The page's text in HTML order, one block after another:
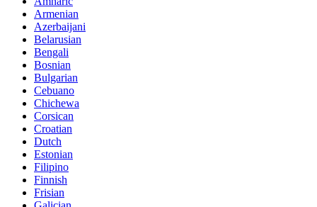
Armenian
Azerbaijani
Belarusian
Bengali
Bosnian
Bulgarian
Cebuano
Chichewa
Corsican
Croatian
Dutch
Estonian
Filipino
Finnish
Frisian